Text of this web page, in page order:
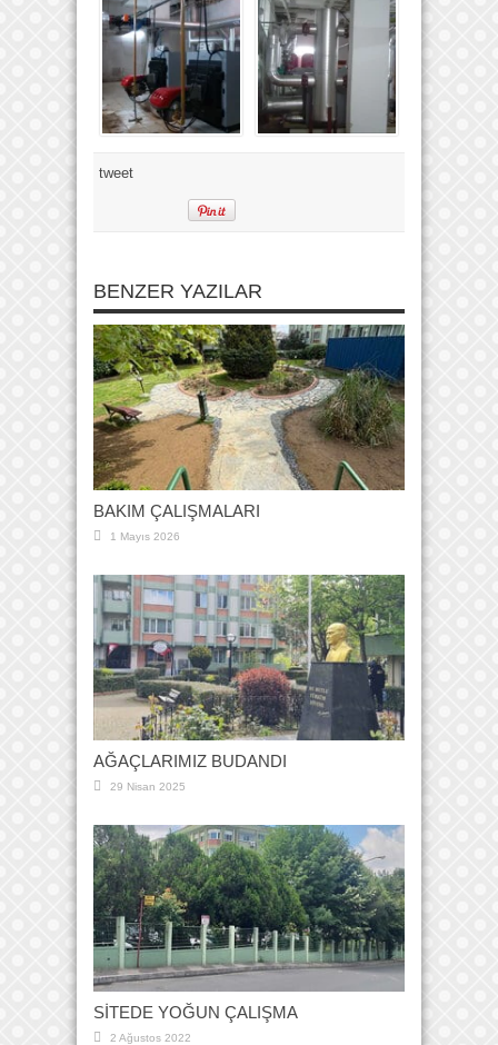
tweet
BENZER YAZILAR
BAKIM ÇALIŞMALARI
1 Mayıs 2026
AĞAÇLARIMIZ BUDANDI
29 Nisan 2025
SİTEDE YOĞUN ÇALIŞMA
2 Ağustos 2022